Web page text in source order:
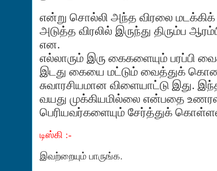
என்று சொல்லி அந்த விரலை
அடுத்த விரலில் இருந்து திரும்ப
என.
எல்லாரும் இரு கைகளையும் பரப்பி
இடது கையை மட்டும் வைத்துக்
சுவாரசியமான விளையாட்டு இது.
வயது முக்கியமில்லை என்பதை
பெரியவர்களையும் சேர்த்துக்
டிஸ்கி :-
இவற்றையும் பாருங்க.